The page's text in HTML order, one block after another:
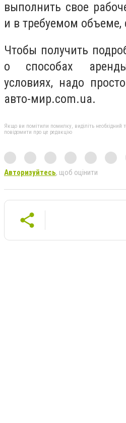
выполнить свое
и в требуемом объеме,
Чтобы получить
о способах
условиях, надо
авто-мир.com.ua.
Якщо ви помітили помилку, виділіть необхідний
повідомити про це редакцію
Авторизуйтесь, щоб оцінити